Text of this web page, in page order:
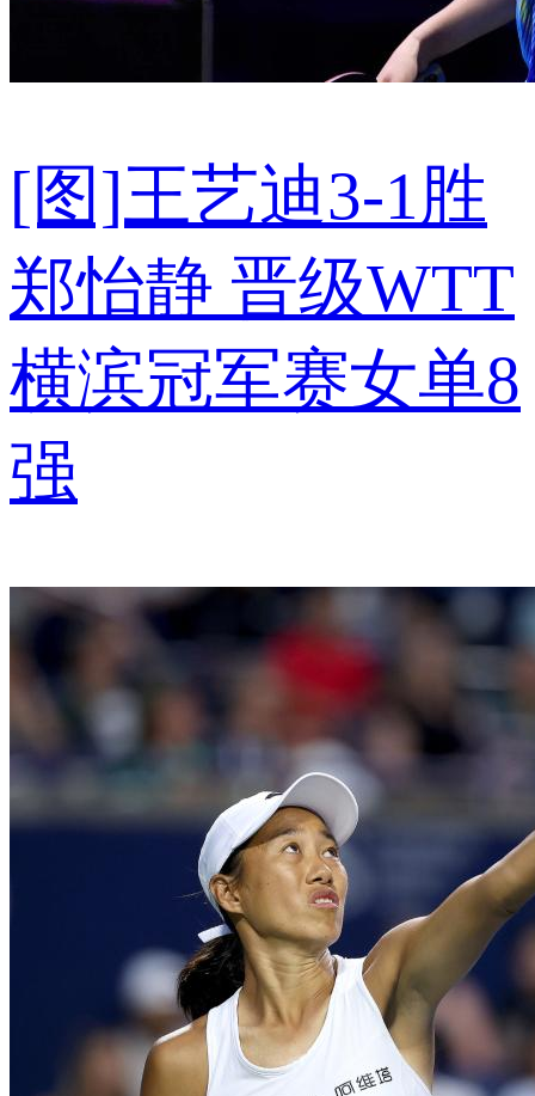
[图]王艺迪3-1胜
郑怡静 晋级WTT
横滨冠军赛女单8
强